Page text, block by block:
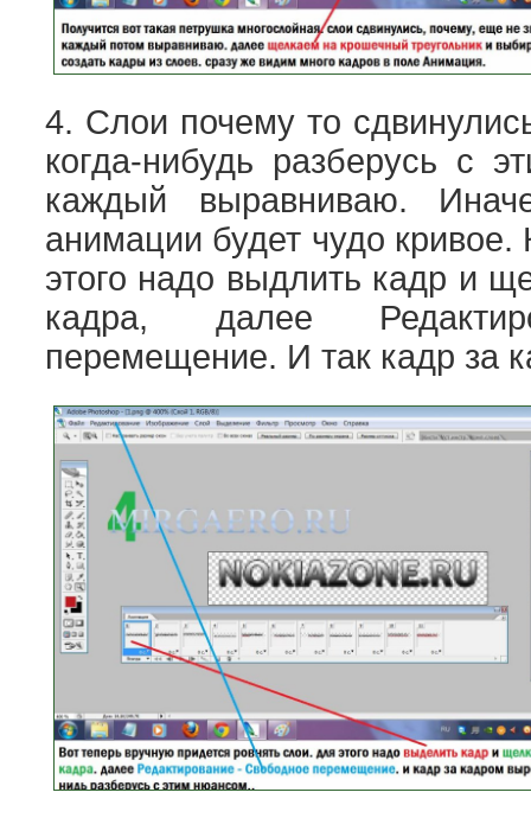
4. Слои почему то
когда-нибудь разберусь с
каждый выравниваю.
анимации будет чудо
этого надо выдлить кадр и
кадра, далее
перемещение. И так кадр за